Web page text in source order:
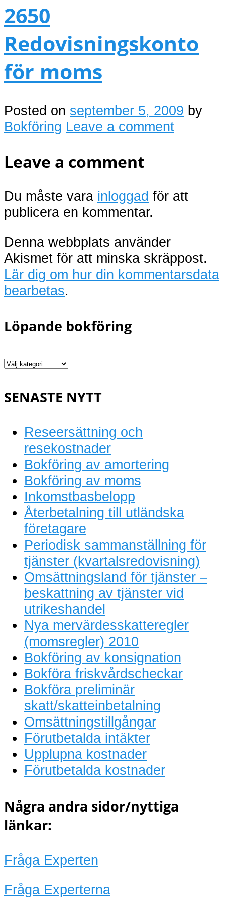
2650
Redovisningskonto
för moms
Posted on september 5, 2009 by
Bokföring Leave a comment
Leave a comment
Du måste vara inloggad för att
publicera en kommentar.
Denna webbplats använder
Akismet för att minska skräppost.
Lär dig om hur din kommentarsdata
bearbetas.
Löpande bokföring
Löpande
SENASTE NYTT
Reseersättning och
resekostnader
Bokföring av amortering
Bokföring av moms
Inkomstbasbelopp
Återbetalning till utländska
företagare
Periodisk sammanställning för
tjänster (kvartalsredovisning)
Omsättningsland för tjänster –
beskattning av tjänster vid
utrikeshandel
Nya mervärdesskatteregler
(momsregler) 2010
Bokföring av konsignation
Bokföra friskvårdscheckar
Bokföra preliminär
skatt/skatteinbetalning
Omsättningstillgångar
Förutbetalda intäkter
Upplupna kostnader
Förutbetalda kostnader
Några andra sidor/nyttiga
länkar:
Fråga Experten
Fråga Experterna